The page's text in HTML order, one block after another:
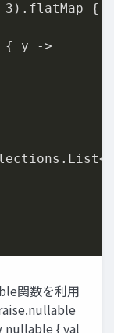
3 ).flatMap {
関数を利⽤
{ val